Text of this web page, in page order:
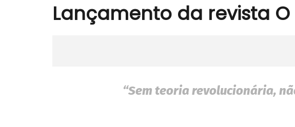
Lançamento da revista O
“Sem teoria revolucionária,